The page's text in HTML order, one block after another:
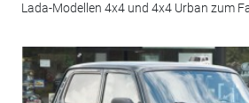
Lada-Modellen 4x4 und 4x4 Urban zum